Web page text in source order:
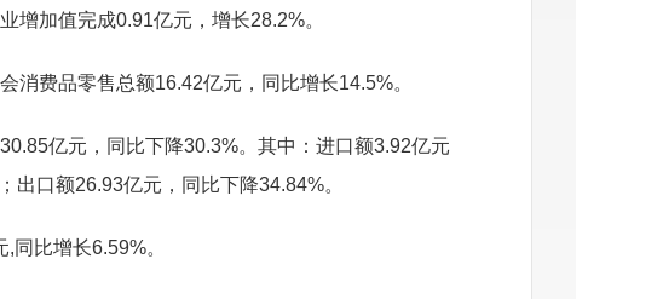
增加值完成0.91亿元，增长28.2%。
消费品零售总额16.42亿元 ， 同比增长14.5%。
30.85亿元，同比下降30.3%。其中：进口额3.92亿元
出口额26.93亿元，同比下降34.84%。
同比增长6.59%。